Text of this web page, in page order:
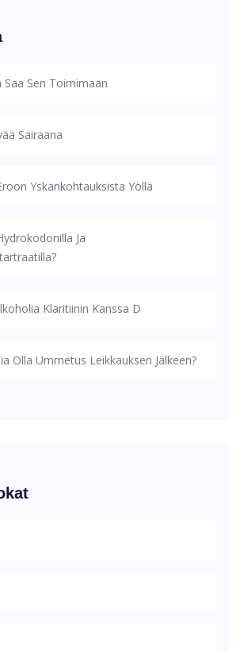
Saa Sen Toimimaan
Sairaana
Yskänkohtauksista Yöllä
Ja
Klaritiinin Kanssa D
Olla Ummetus Leikkauksen Jälkeen?